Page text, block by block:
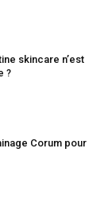
skincare n’est
?
Corum pour